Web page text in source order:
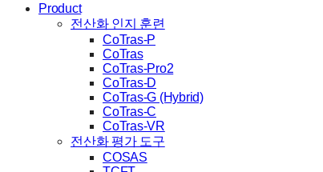
Product
전산화 인지 훈련
CoTras-P
CoTras
CoTras-Pro2
CoTras-D
CoTras-G (Hybrid)
CoTras-C
CoTras-VR
전산화 평가 도구
COSAS